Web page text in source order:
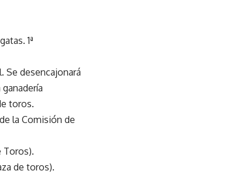
1ª
Se desencajonará
toros.
la Comisión de
Toros).
de toros).